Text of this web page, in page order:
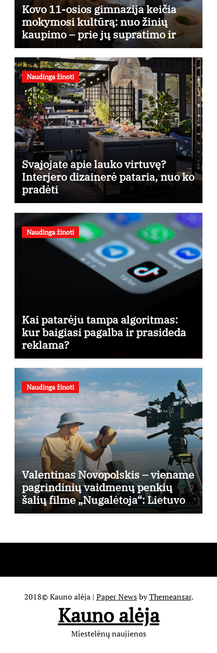
Kovo 11-osios gimnazija keičia
mokymosi kultūrą: nuo žinių
kaupimo – prie jų supratimo ir
taikymo
Naudinga žinoti
Svajojate apie lauko virtuvę?
Interjero dizainerė pataria, nuo ko
pradėti
Naudinga žinoti
Kai patarėju tampa algoritmas:
kur baigiasi pagalba ir prasideda
reklama?
Naudinga žinoti
Valentinas Novopolskis – viename
pagrindinių vaidmenų penkių
šalių filme „Nugalėtoja“: Lietuvos
kino teatruose – nuo rugpjūčio 7-
2018© Kauno alėja | Paper NewsbyThemeansar.
Kauno alėja
Miestelėnų naujienos